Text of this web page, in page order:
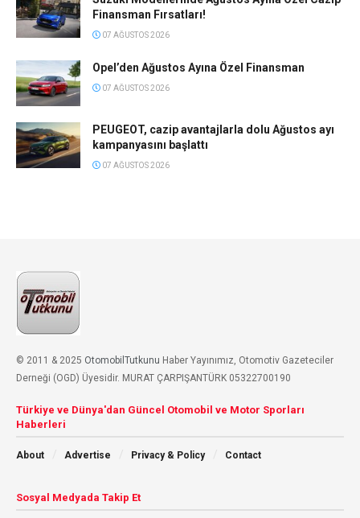
Finansman Fırsatları!
07 AĞUSTOS 2026
Opel’den Ağustos Ayına Özel Finansman
07 AĞUSTOS 2026
PEUGEOT, cazip avantajlarla dolu Ağustos ayı
kampanyasını başlattı
07 AĞUSTOS 2026
© 2011 & 2025 OtomobilTutkunu Haber Yayınımız, Otomotiv Gazeteciler
Derneği (OGD) Üyesidir. MURAT ÇARPIŞANTÜRK 05322700190
Türkiye ve Dünya'dan Güncel Otomobil ve Motor Sporları
Haberleri
About Advertise Privacy & Policy Contact
Sosyal Medyada Takip Et